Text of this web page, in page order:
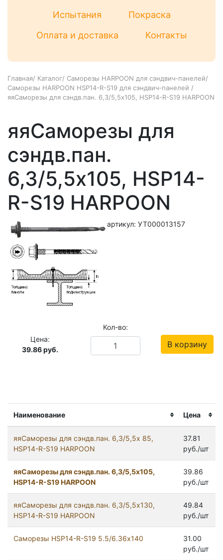
Испытания
Покраска
Оплата и доставка
Контакты
Главная/ Каталог/ Саморезы HARPOON для сэндвич-панелей/
Саморезы HARPOON HSP14-R-S19 для сэндвич-панелей /
яяСаморезы для сэндв.пан. 6,3/5,5х105, HSP14-R-S19 HARPOON
Наименование Цена
яяСаморезы для сэндв.пан. 6,3/5,5х 85,
HSP14-R-S19 HARPOON
37.81
руб./шт
яяСаморезы для сэндв.пан. 6,3/5,5х105,
HSP14-R-S19 HARPOON
39.86
руб./шт
яяСаморезы для сэндв.пан. 6,3/5,5х130,
HSP14-R-S19 HARPOON
49.84
руб./шт
Саморезы HSP14-R-S19 5.5/6.36х140
31.00
руб./шт
яяСаморезы для
сэндв.пан.
6,3/5,5х105, HSP14-
R-S19 HARPOON
артикул: УТ000013157
Цена:
39.86 руб.
Кол-во:
В корзину